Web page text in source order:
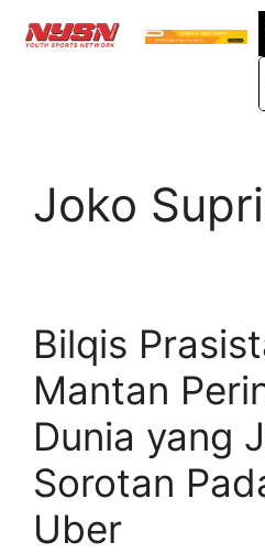
Joko
Bilqis
Mantan
Dunia yang
Sorotan
Uber